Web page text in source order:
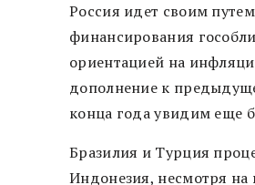
Россия идет своим
финансирования
ориентацией на
дополнение к
конца года увидим еще
Бразилия и Турция
Индонезия, несмотря